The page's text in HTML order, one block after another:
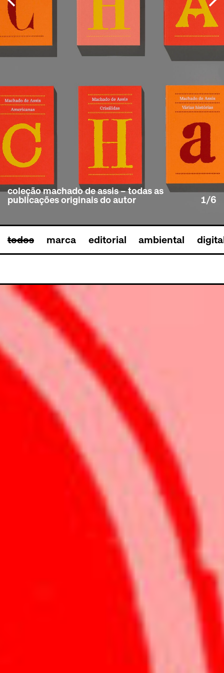
coleção machado de assis – todas as
publicações originais do autor 1/6
todos marca editorial ambiental